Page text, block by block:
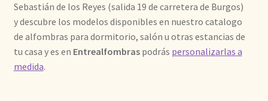
Sebastián de los Reyes (salida 19 de carretera de Burgos)
y descubre los modelos disponibles en nuestro catalogo
de alfombras para dormitorio, salón u otras estancias de
tu casa y es en Entrealfombraspodrás personalizarlas a
medida.